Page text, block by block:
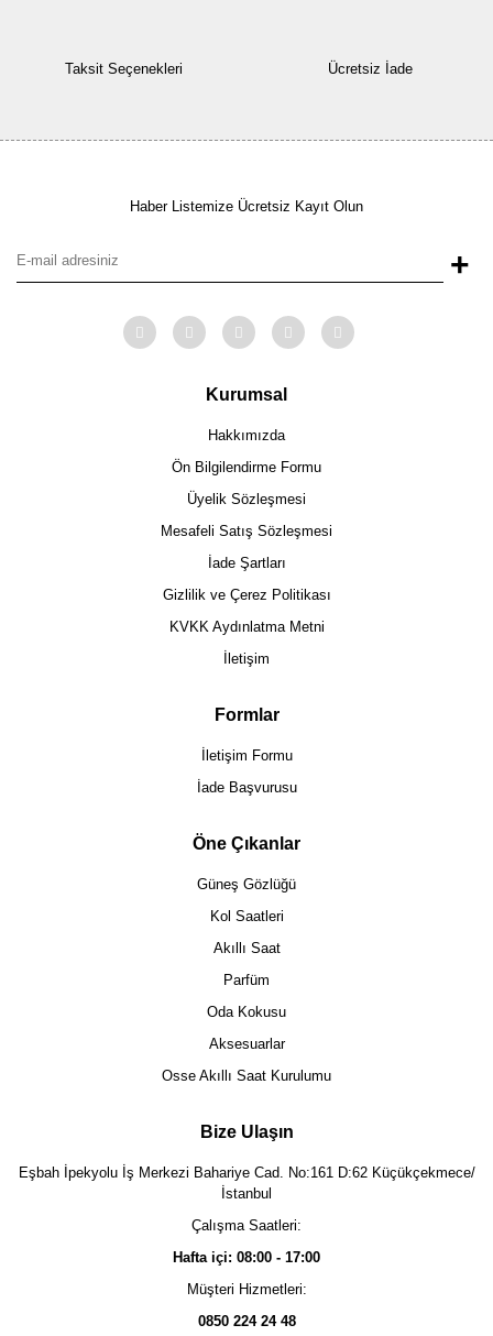
Taksit Seçenekleri Ücretsiz İade
Haber Listemize Ücretsiz Kayıt Olun
+
Kurumsal
Hakkımızda
Ön Bilgilendirme Formu
Üyelik Sözleşmesi
Mesafeli Satış Sözleşmesi
İade Şartları
Gizlilik ve Çerez Politikası
KVKK Aydınlatma Metni
İletişim
Formlar
İletişim Formu
İade Başvurusu
Öne Çıkanlar
Güneş Gözlüğü
Kol Saatleri
Akıllı Saat
Parfüm
Oda Kokusu
Aksesuarlar
Osse Akıllı Saat Kurulumu
Bize Ulaşın
Eşbah İpekyolu İş Merkezi Bahariye Cad. No:161 D:62 Küçükçekmece/
İstanbul
Çalışma Saatleri:
Hafta içi: 08:00 - 17:00
Müşteri Hizmetleri:
0850 224 24 48